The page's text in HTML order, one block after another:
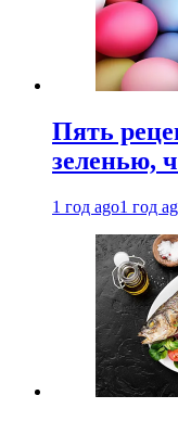
Пять
зеленью,
1 год ago1 год